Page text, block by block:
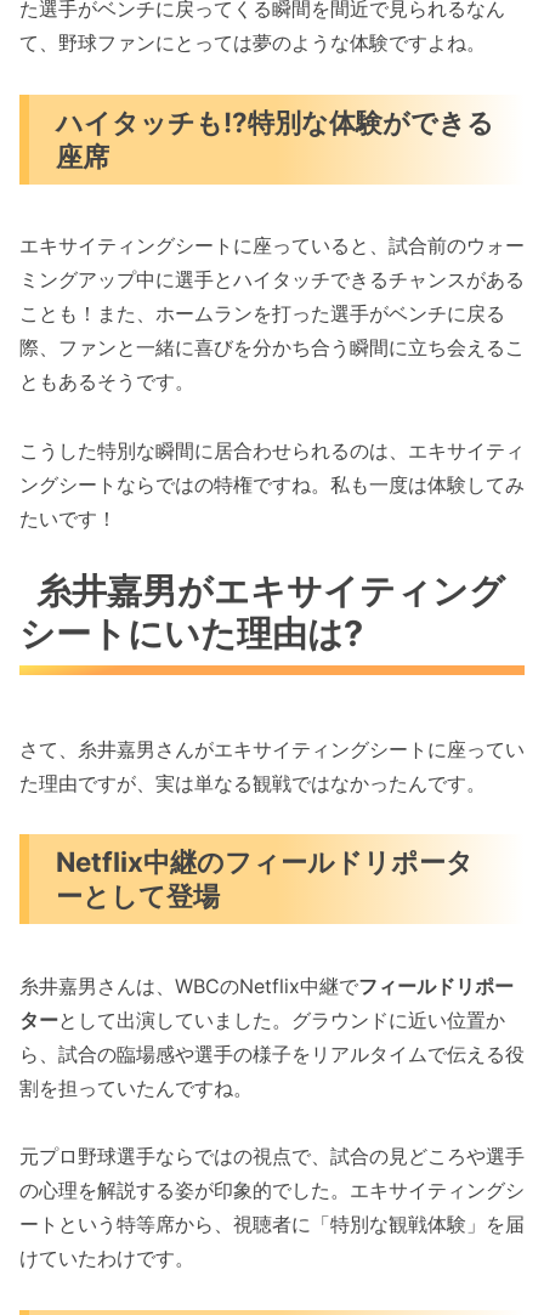
た選手がベンチに戻ってくる瞬間を間近で見られるなん
て、野球ファンにとっては夢のような体験ですよね。
ハイタッチも!?特別な体験ができる
座席
エキサイティングシートに座っていると、試合前のウォー
ミングアップ中に選手とハイタッチできるチャンスがある
ことも！また、ホームランを打った選手がベンチに戻る
際、ファンと一緒に喜びを分かち合う瞬間に立ち会えるこ
ともあるそうです。
こうした特別な瞬間に居合わせられるのは、エキサイティ
ングシートならではの特権ですね。私も一度は体験してみ
たいです！
糸井嘉男がエキサイティング
シートにいた理由は?
さて、糸井嘉男さんがエキサイティングシートに座ってい
た理由ですが、実は単なる観戦ではなかったんです。
Netflix中継のフィールドリポータ
ーとして登場
糸井嘉男さんは、WBCのNetflix中継でフィールドリポー
ターとして出演していました。グラウンドに近い位置か
ら、試合の臨場感や選手の様子をリアルタイムで伝える役
割を担っていたんですね。
元プロ野球選手ならではの視点で、試合の見どころや選手
の心理を解説する姿が印象的でした。エキサイティングシ
ートという特等席から、視聴者に「特別な観戦体験」を届
けていたわけです。